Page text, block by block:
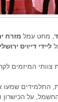
, מחט עמלמזרח
ליידי דייויס
צוותי המיזמים
התלמידים
על הכישרון